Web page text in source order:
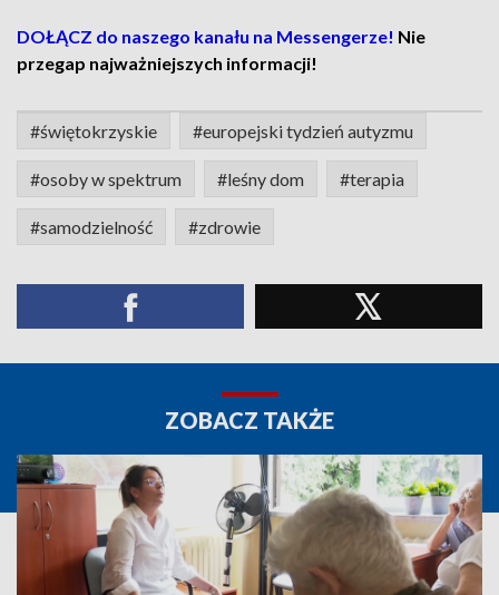
DOŁĄCZ do naszego kanału na Messengerze! Nie
przegap najważniejszych informacji!
#świętokrzyskie #europejski tydzień autyzmu
#osoby w spektrum #leśny dom #terapia
#samodzielność #zdrowie
ZOBACZ TAKŻE